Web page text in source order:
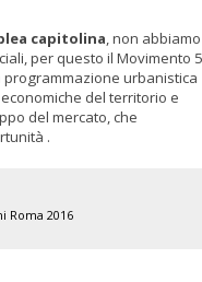
capitolina, non abbiamo
per questo il Movimento 5
urbanistica
del territorio e
del mercato, che
.
Roma 2016